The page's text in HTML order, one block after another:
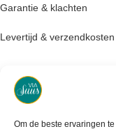
Om de beste ervaringen
Garantie & klachten
Levertijd & verzendkosten